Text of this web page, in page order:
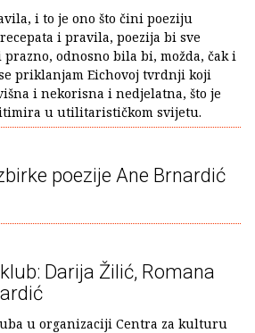
i to je ono što čini poeziju
i pravila, poezija bi sve
odnosno bila bi, možda, čak i
priklanjam Eichovoj tvrdnji koji
i nekorisna i nedjelatna, što je
u utilitarističkom svijetu.
poezije Ane Brnardić
Darija Žilić, Romana
u organizaciji Centra za kulturu